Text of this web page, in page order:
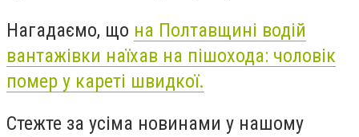
Нагадаємо, що на Полтавщині водій
вантажівки наїхав на пішохода: чоловік
помер у кареті швидкої.
Стежте за усіма новинами у нашому